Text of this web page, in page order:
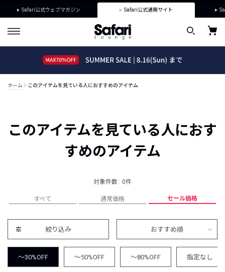
Safari公式ウェブマガジン Safari公式通販サイト
ホーム このアイテムを見ている人におすすめのアイテム
このアイテムを見ている人におす
すめのアイテム
対象件数 : 0件
すべて 通常価格 セール価格
絞り込み おすすめ順
～30%OFF ～50%OFF ～80%OFF 指定なし